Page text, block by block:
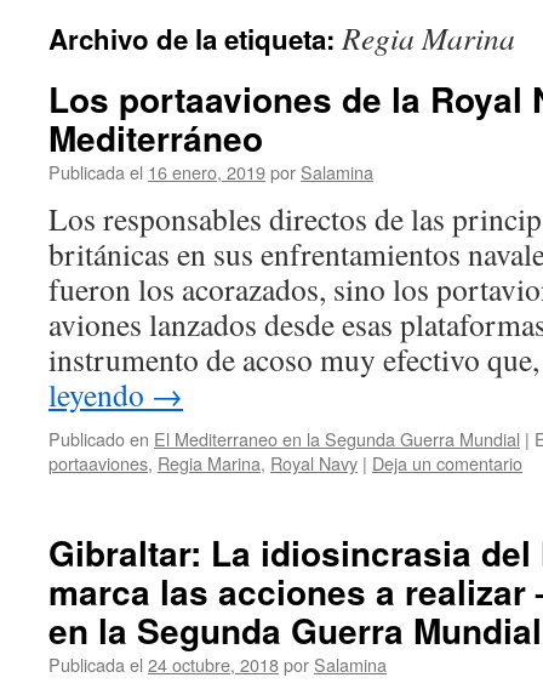
Archivo de la etiqueta:Regia Marina
Los portaaviones de la Royal
Mediterráneo
Publicada el 16 enero, 2019por Salamina
Los responsables directos de las
británicas en sus enfrentamientos
fueron los acorazados, sino los
aviones lanzados desde esas
instrumento de acoso muy efectivo
leyendo →
Publicado en El Mediterraneo en la Segunda Guerra Mundial |
portaaviones, Regia Marina, Royal Navy | Deja un comentario
Gibraltar: La idiosincrasia del
marca las acciones a realizar
en la Segunda Guerra Mundial
Publicada el 24 octubre, 2018por Salamina